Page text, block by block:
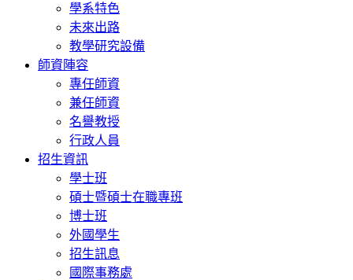
學系特色
未來出路
教學研究設備
師資陣容
專任師資
兼任師資
名譽教授
行政人員
招生資訊
學士班
碩士暨碩士在職專班
博士班
外國學生
招生訊息
國際事務處